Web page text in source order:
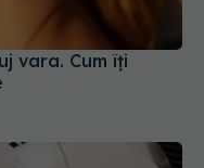
vara. Cum îți